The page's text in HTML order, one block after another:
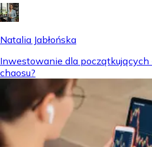
Natalia Jabłońska
Inwestowanie dla początkujących
chaosu?